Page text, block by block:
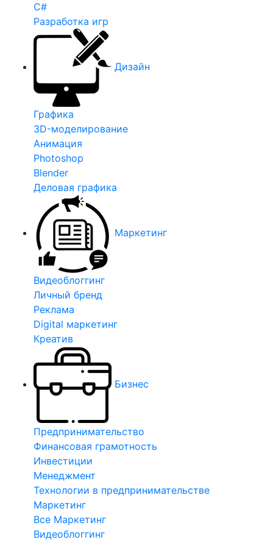
C#
Разработка игр
Дизайн
Графика
3D-моделирование
Анимация
Photoshop
Blender
Деловая графика
Маркетинг
Видеоблоггинг
Личный бренд
Реклама
Digital маркетинг
Креатив
Бизнес
Предпринимательство
Финансовая грамотность
Инвестиции
Менеджмент
Технологии в предпринимательстве
Маркетинг
Все Маркетинг
Видеоблоггинг